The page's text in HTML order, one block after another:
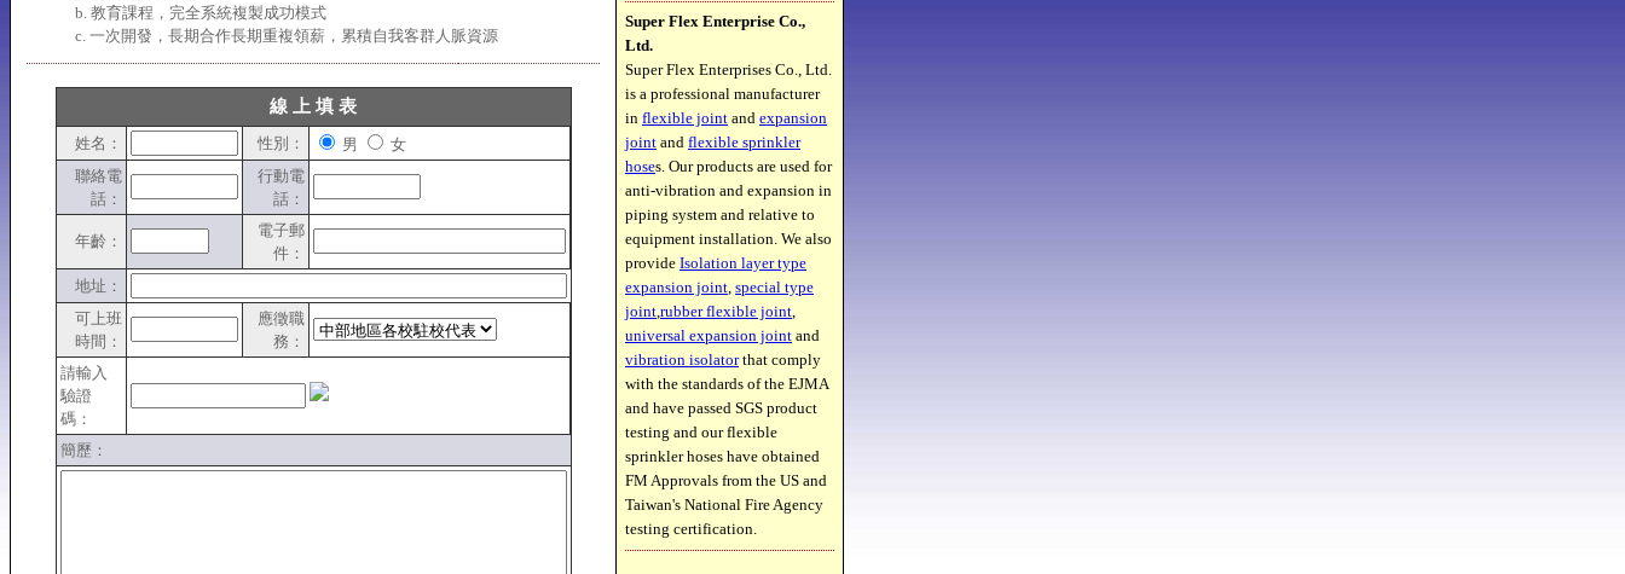
b. 教育課程，完全系統複製成功模式
c. 一次開發，長期合作長期重複領薪，累積自我客群人脈資源
線 上 填 表
姓名： 性別： 男
女
聯絡電
話：
行動電
話：
年齡：
電子郵
件：
地址：
可上班
時間：
應徵職
務：
請輸入
驗證
碼：
簡歷：
Super Flex Enterprise Co.,
Ltd.
Super Flex Enterprises Co., Ltd.
is a professional manufacturer
in flexible joint and expansion
joint and flexible sprinkler
hoses. Our products are used for
anti-vibration and expansion in
piping system and relative to
equipment installation. We also
provide Isolation layer type
expansion joint, special type
joint,rubber flexible joint,
universal expansion joint and
vibration isolatorthat comply
with the standards of the EJMA
and have passed SGS product
testing and our flexible
sprinkler hoses have obtained
FM Approvals from the US and
Taiwan's National Fire Agency
testing certification.